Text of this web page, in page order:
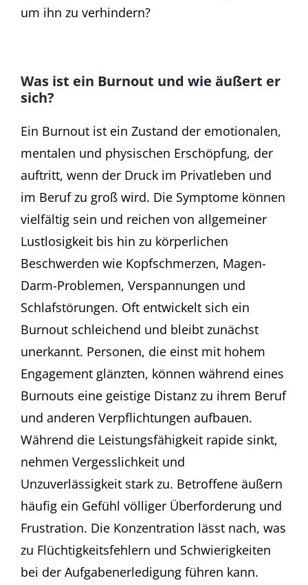
um ihn zu verhindern?
Was ist ein Burnout und wie äußert er
sich?
Ein Burnout ist ein Zustand der emotionalen,
mentalen und physischen Erschöpfung, der
auftritt, wenn der Druck im Privatleben und
im Beruf zu groß wird. Die Symptome können
vielfältig sein und reichen von allgemeiner
Lustlosigkeit bis hin zu körperlichen
Beschwerden wie Kopfschmerzen, Magen-
Darm-Problemen, Verspannungen und
Schlafstörungen. Oft entwickelt sich ein
Burnout schleichend und bleibt zunächst
unerkannt. Personen, die einst mit hohem
Engagement glänzten, können während eines
Burnouts eine geistige Distanz zu ihrem Beruf
und anderen Verpflichtungen aufbauen.
Während die Leistungsfähigkeit rapide sinkt,
nehmen Vergesslichkeit und
Unzuverlässigkeit stark zu. Betroffene äußern
häufig ein Gefühl völliger Überforderung und
Frustration. Die Konzentration lässt nach, was
zu Flüchtigkeitsfehlern und Schwierigkeiten
bei der Aufgabenerledigung führen kann.